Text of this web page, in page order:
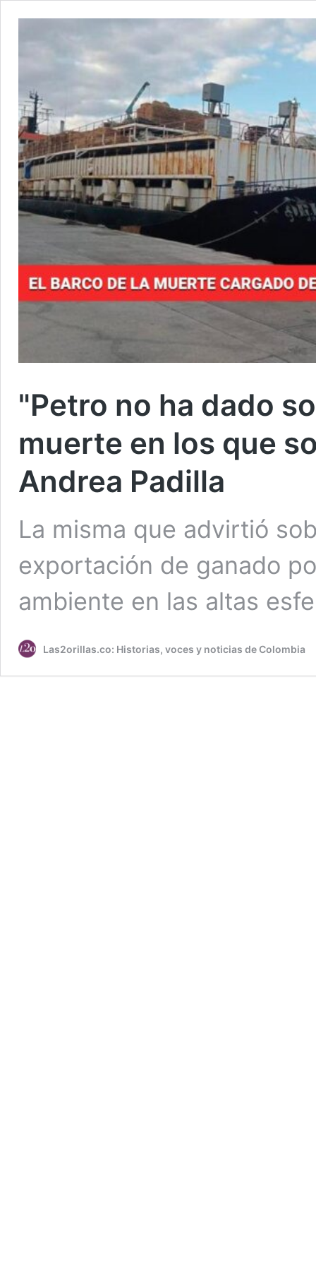
"Petro no ha dado
muerte en los que
Andrea Padilla
La misma que advirtió
exportación de ganado
ambiente en las altas
Las2orillas.co: Historias, voces y noticias de Colombia